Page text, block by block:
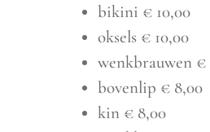
bikini € 10,00
oksels € 10,00
wenkbrauwen €
bovenlip € 8,00
kin € 8,00